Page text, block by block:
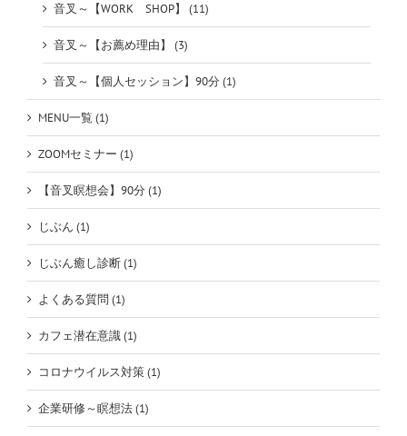
音叉～【WORK SHOP】 (11)
音叉～【お薦め理由】 (3)
音叉～【個人セッション】90分 (1)
MENU一覧 (1)
ZOOMセミナー (1)
【音叉瞑想会】90分 (1)
じぶん (1)
じぶん癒し診断 (1)
よくある質問 (1)
カフェ潜在意識 (1)
コロナウイルス対策 (1)
企業研修～瞑想法 (1)